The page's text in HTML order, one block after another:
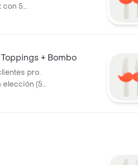
con 5
+ Bombo
pro.
elección (5